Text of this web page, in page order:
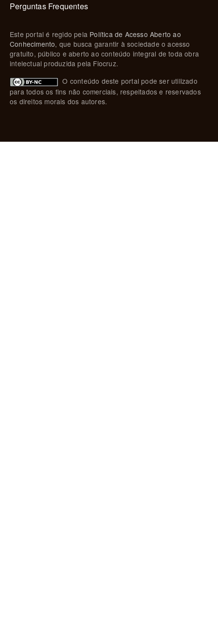
Perguntas Frequentes
Este portal é regido pela Política de Acesso Aberto ao
Conhecimento, que busca garantir à sociedade o acesso
gratuito, público e aberto ao conteúdo integral de toda obra
intelectual produzida pela Fiocruz.
O conteúdo deste portal pode ser utilizado
para todos os fins não comerciais, respeitados e reservados
os direitos morais dos autores.